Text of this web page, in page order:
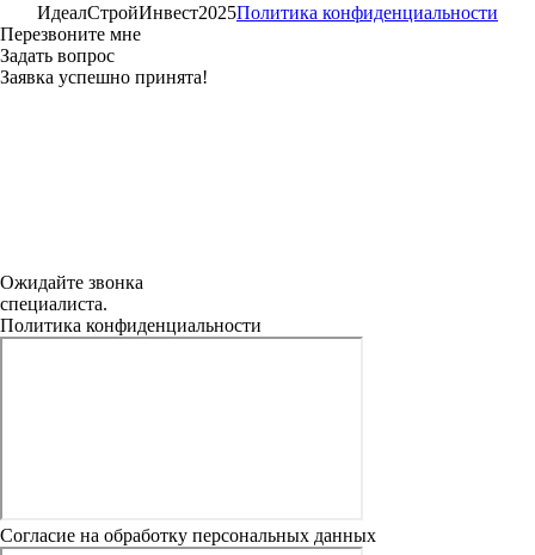
ИдеалСтройИнвест2025Политика конфиденциальности
Перезвоните мне
Задать вопрос
Заявка успешно принята!
Ожидайте звонка
специалиста.
Политика конфиденциальности
Согласие на обработку персональных данных